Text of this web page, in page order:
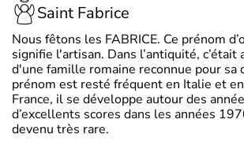
Saint Fabrice
Nous fêtons les FABRICE. Ce prénom
signifie l'artisan. Dans l’antiquité, c’était
d'une famille romaine reconnue pour sa
prénom est resté fréquent en Italie et en
France, il se développe autour des
d’excellents scores dans les années
devenu très rare.